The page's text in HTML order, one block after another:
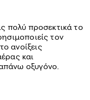
πολύ προσεκτικά το
τον
ανοίξεις
και
οξυγόνο.